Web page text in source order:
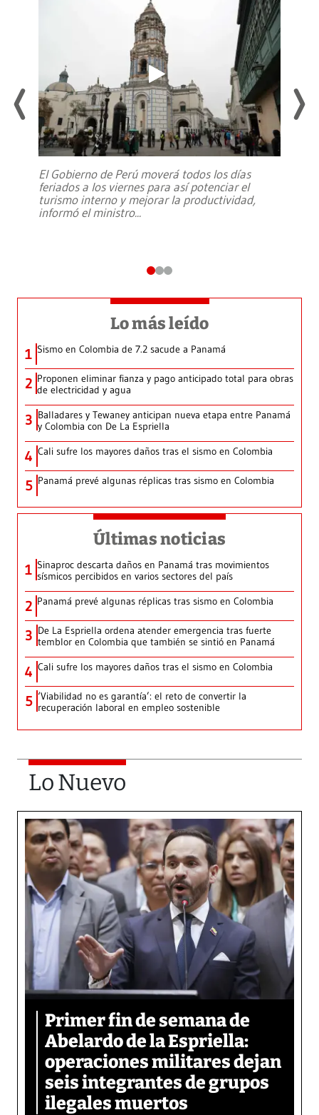
El Gobierno de Perú moverá todos los días
feriados a los viernes para así potenciar el
turismo interno y mejorar la productividad,
informó el ministro...
Lo más leído
1 Sismo en Colombia de 7.2 sacude a Panamá
2 Proponen eliminar fianza y pago anticipado total para obras
de electricidad y agua
3 Balladares y Tewaney anticipan nueva etapa entre Panamá
y Colombia con De La Espriella
4 Cali sufre los mayores daños tras el sismo en Colombia
5 Panamá prevé algunas réplicas tras sismo en Colombia
Últimas noticias
1 Sinaproc descarta daños en Panamá tras movimientos
sísmicos percibidos en varios sectores del país
2 Panamá prevé algunas réplicas tras sismo en Colombia
3 De La Espriella ordena atender emergencia tras fuerte
temblor en Colombia que también se sintió en Panamá
4 Cali sufre los mayores daños tras el sismo en Colombia
5 ‘Viabilidad no es garantía’: el reto de convertir la
recuperación laboral en empleo sostenible
Lo Nuevo
Primer fin de semana de
Abelardo de la Espriella:
operaciones militares dejan
seis integrantes de grupos
ilegales muertos